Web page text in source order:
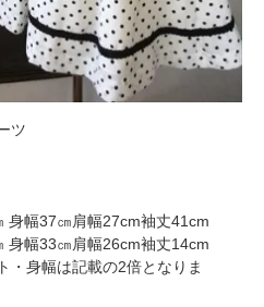
ツ
幅37㎝肩幅27cm袖丈41cm
幅33㎝肩幅26cm袖丈14cm
身幅は記載の2倍となりま